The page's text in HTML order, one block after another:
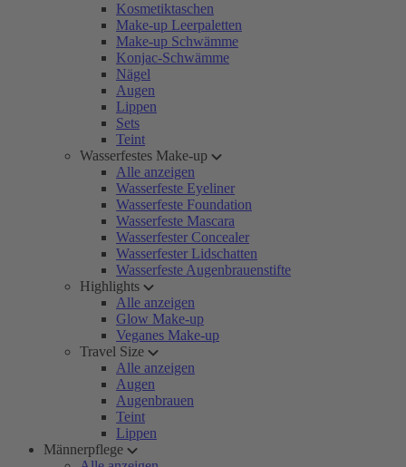
Kosmetiktaschen
Make-up Leerpaletten
Make-up Schwämme
Konjac-Schwämme
Nägel
Augen
Lippen
Sets
Teint
Wasserfestes Make-up
Alle anzeigen
Wasserfeste Eyeliner
Wasserfeste Foundation
Wasserfeste Mascara
Wasserfester Concealer
Wasserfester Lidschatten
Wasserfeste Augenbrauenstifte
Highlights
Alle anzeigen
Glow Make-up
Veganes Make-up
Travel Size
Alle anzeigen
Augen
Augenbrauen
Teint
Lippen
Männerpflege